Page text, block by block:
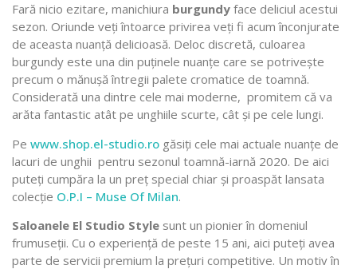
Fară nicio ezitare, manichiura burgundy face deliciul acestui
sezon. Oriunde veți întoarce privirea veți fi acum înconjurate
de aceasta nuanță delicioasă. Deloc discretă, culoarea
burgundy este una din puținele nuanțe care se potrivește
precum o mănușă întregii palete cromatice de toamnă.
Considerată una dintre cele mai moderne, promitem că va
arăta fantastic atât pe unghiile scurte, cât și pe cele lungi.
Pe www.shop.el-studio.ro găsiți cele mai actuale nuanțe de
lacuri de unghii pentru sezonul toamnă-iarnă 2020. De aici
puteți cumpăra la un preț special chiar și proaspăt lansata
colecție O.P.I – Muse Of Milan.
Saloanele El Studio Style sunt un pionier în domeniul
frumuseții. Cu o experiență de peste 15 ani, aici puteți avea
parte de servicii premium la prețuri competitive. Un motiv în